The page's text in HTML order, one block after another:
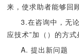
来，使求助者能够回
3.在咨询中，无
应技术”加（）的方式
A. 提出新问题